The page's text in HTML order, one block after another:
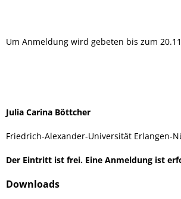
Um Anmeldung wird gebeten bis zum
Julia Carina Böttcher
Friedrich-Alexander-Universität Erlangen-
Der Eintritt ist frei. Eine Anmeldung ist
Downloads